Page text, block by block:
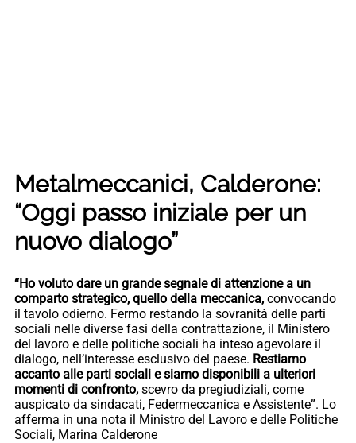
Metalmeccanici, Calderone:
“Oggi passo iniziale per un
nuovo dialogo”
“Ho voluto dare un grande segnale di attenzione a un
comparto strategico, quello della meccanica, convocando
il tavolo odierno. Fermo restando la sovranità delle parti
sociali nelle diverse fasi della contrattazione, il Ministero
del lavoro e delle politiche sociali ha inteso agevolare il
dialogo, nell’interesse esclusivo del paese. Restiamo
accanto alle parti sociali e siamo disponibili a ulteriori
momenti di confronto, scevro da pregiudiziali, come
auspicato da sindacati, Federmeccanica e Assistente”. Lo
afferma in una nota il Ministro del Lavoro e delle Politiche
Sociali, Marina Calderone